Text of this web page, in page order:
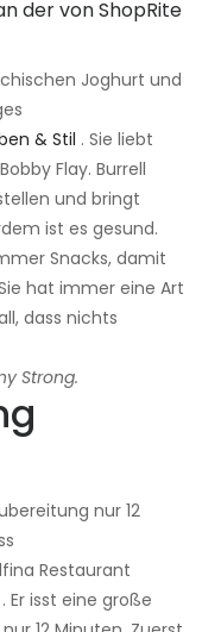
Joghurt und
& Stil . Sie liebt
Flay. Burrell
und bringt
ist es gesund.
Snacks, damit
hat immer eine Art
dass nichts
Strong.
nur 12
Restaurant
. Er isst eine große